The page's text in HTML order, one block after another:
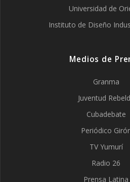
Universidad de
Instituto de Diseño
Medios de
Granma
Juventud
Cubadebate
Periódico
TV Yumurí
Radio 26
Prensa Latina